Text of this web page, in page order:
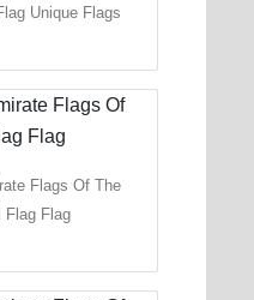
Unique Flags
Flags Of The
Flag Flag